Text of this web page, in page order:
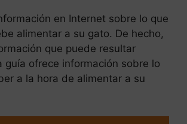
en Internet sobre lo que
alimentar a su gato. De hecho,
que puede resultar
guía ofrece información sobre lo
a la hora de alimentar a su